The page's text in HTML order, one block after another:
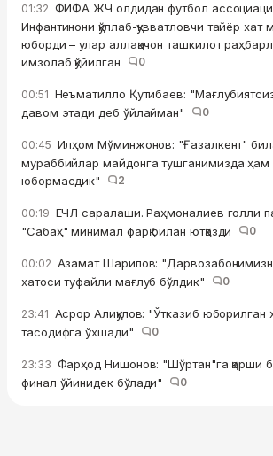
01:32 ФИФА ЖЧ олдидан футбол
Инфантинони қўллаб-қувватловчи тайёр хат
юборди – улар аллақачон ташкилот
имзолаб қўйилган
0
00:51 Неъматилло Қутибаев:
давом этади деб ўйлайман"
0
00:45 Илҳом Мўминжонов: "Ғазалкент"
мураббийлар майдонга тушганимизда ҳам
юбормасдик"
2
00:19 ЕЧЛ саралаши. Раҳмоналиев голли
"Сабаҳ" минимал фарқ билан ютқазди
0
00:02 Азамат Шарипов:
хатоси туфайли мағлуб бўлдик"
0
23:41 Асрор Алиқулов: "Ўтказиб юборилган
тасодифга ўхшади"
0
23:33 Фарҳод Нишонов: "Шўртан"га қарши
финал ўйинидек бўлади"
0